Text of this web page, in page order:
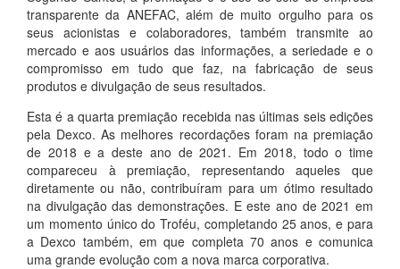
transparente da ANEFAC, além de muito orgulho para os
seus acionistas e colaboradores, também transmite ao
mercado e aos usuários das informações, a seriedade e o
compromisso em tudo que faz, na fabricação de seus
produtos e divulgação de seus resultados.
Esta é a quarta premiação recebida nas últimas seis edições
pela Dexco. As melhores recordações foram na premiação
de 2018 e a deste ano de 2021. Em 2018, todo o time
compareceu à premiação, representando aqueles que
diretamente ou não, contribuíram para um ótimo resultado
na divulgação das demonstrações. E este ano de 2021 em
um momento único do Troféu, completando 25 anos, e para
a Dexco também, em que completa 70 anos e comunica
uma grande evolução com a nova marca corporativa.